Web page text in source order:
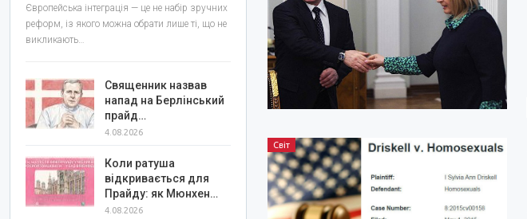
Світ
Європейська інтеграція — це не набір зручних
реформ, із якого можна обрати лише ті, що не
викликають…
Священник назвав
напад на Берлінський
прайд…
4.08.2026
Коли ратуша
відкривається для
Прайду: як Мюнхен…
4.08.2026